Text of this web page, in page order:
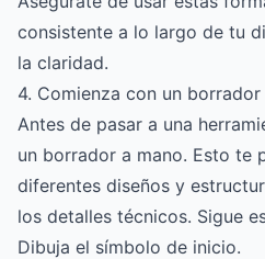
consistente a lo largo de tu
la claridad.
4. Comienza con un borrador
Antes de pasar a una
un borrador a mano. Esto te
diferentes diseños y
los detalles técnicos. Sigue
Dibuja el símbolo de inicio.